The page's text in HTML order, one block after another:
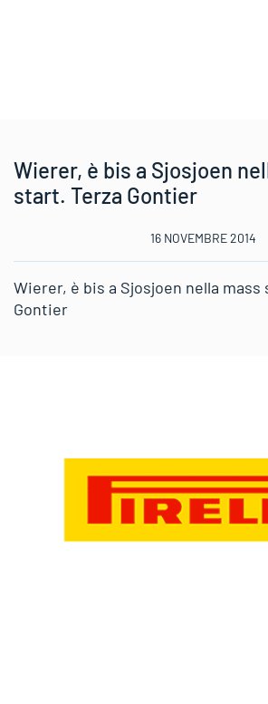
Wierer, è bis a Sjosjoen
start. Terza Gontier
16 NOVEMBRE 2014
Wierer, è bis a Sjosjoen nella mass
Gontier